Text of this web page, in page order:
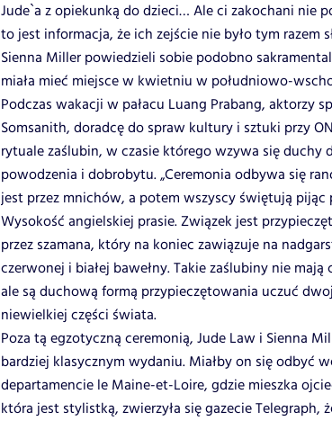
Jude`a z opiekunką do dzieci… Ale ci zakochani nie
to jest informacja, że ich zejście nie było tym razem
Sienna Miller powiedzieli sobie podobno
miała mieć miejsce w kwietniu w południowo-
Podczas wakacji w pałacu Luang Prabang, aktorzy
Somsanith, doradcę do spraw kultury i sztuki przy
rytuale zaślubin, w czasie którego wzywa się duchy
powodzenia i dobrobytu. „Ceremonia odbywa się
jest przez mnichów, a potem wszyscy świętują
Wysokość angielskiej prasie. Związek jest
przez szamana, który na koniec zawiązuje na
czerwonej i białej bawełny. Takie zaślubiny nie
ale są duchową formą przypieczętowania uczuć
niewielkiej części świata.
Poza tą egzotyczną ceremonią, Jude Law i Sienna
bardziej klasycznym wydaniu. Miałby on się odbyć
departamencie le Maine-et-Loire, gdzie mieszka
która jest stylistką, zwierzyła się gazecie